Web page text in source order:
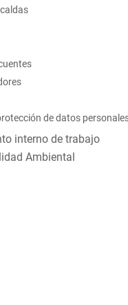
de datos
interno de trabajo
Ambiental